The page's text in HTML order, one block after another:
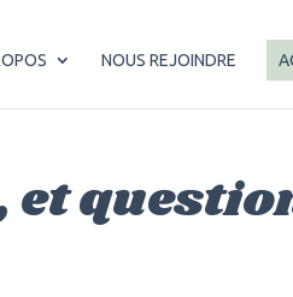
NOUS REJOINDRE
et